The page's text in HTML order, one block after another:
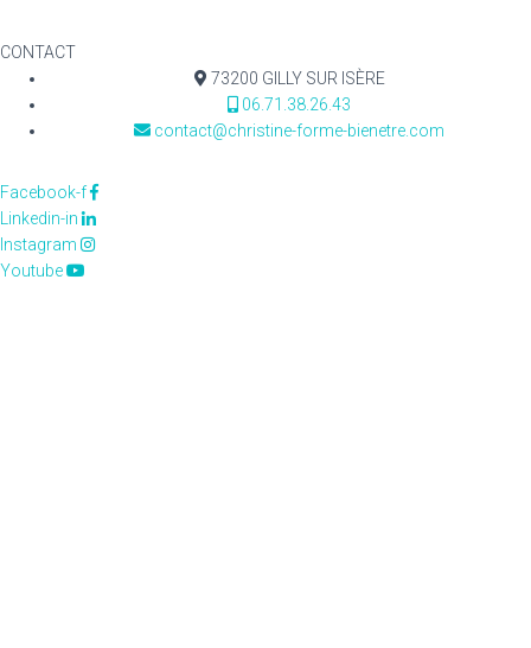
CONTACT
73200 GILLY SUR ISÈRE
06.71.38.26.43
contact@christine-forme-bienetre.com
Facebook-f
Linkedin-in
Instagram
Youtube